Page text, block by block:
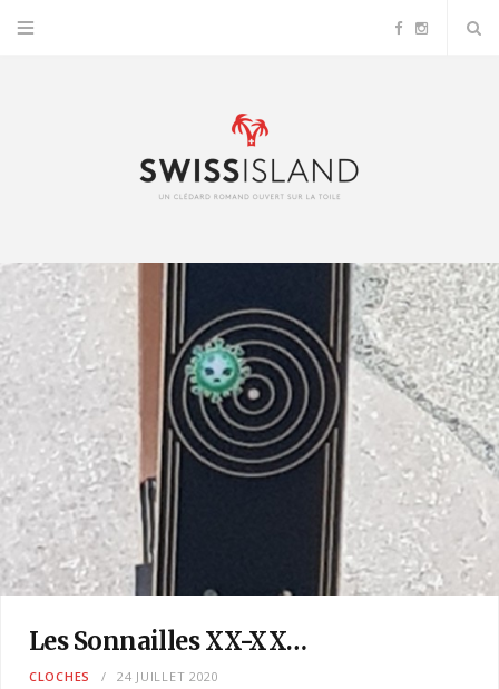
F
o
o
I
g
r
a
m
Les Sonnailles XX-XX…
CLOCHES 24 JUILLET 2020